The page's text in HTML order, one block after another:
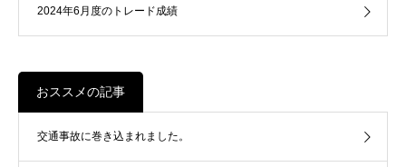
2024年6月度のトレード成績
おススメの記事
交通事故に巻き込まれました。